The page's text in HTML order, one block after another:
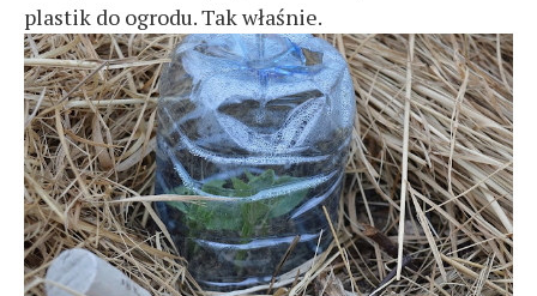
plastik do ogrodu. Tak właśnie.